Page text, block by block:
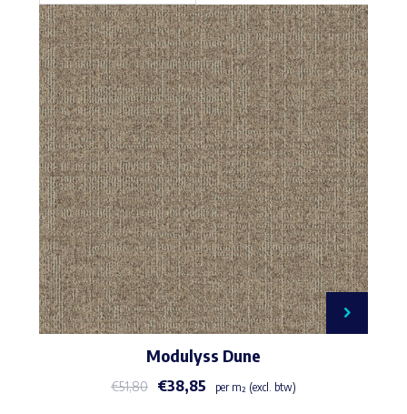
Modulyss Dune
€51,80 €38,85 per m² (excl. btw)